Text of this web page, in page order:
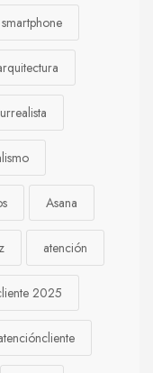
Asana
atención
2025